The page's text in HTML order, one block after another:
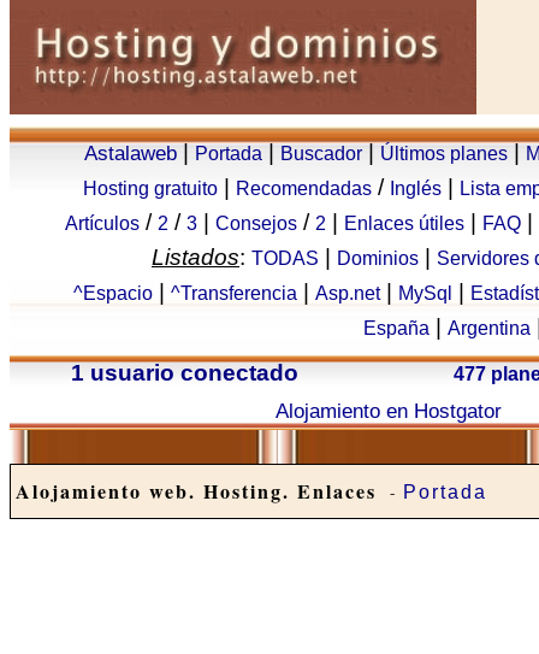
Astalaweb Portada Buscador Últimos planes
Hosting gratuito
Recomendadas / Inglés
Lista
Artículos / 2 / 3 Consejos / 2 Enlaces útiles FAQ
Listados: TODAS Dominios
Servidores
^Espacio
^Transferencia Asp.net| MySql
España
Argentina
1 usuario conectado
477
Alojamiento en Hostgator
Alojamiento web. Hosting. Enlaces - Portada